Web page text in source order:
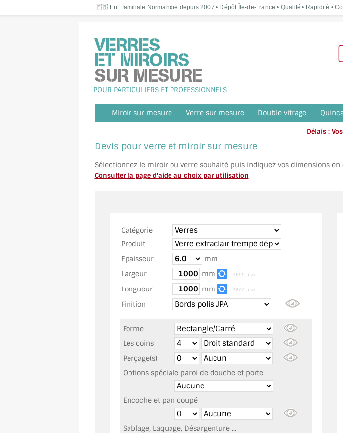
🇫🇷 Ent. familiale Normandie depuis 2007 • Dépôt Île-de-France • Qualité • Rapidité •
POUR PARTICULIERS ET PROFESSIONNELS
Miroir sur mesure Verre sur mesure Double vitrage
Délais :
Devis pour verre et miroir sur mesure
Sélectionnez le miroir ou verre souhaité puis indiquez vos dimensions
Consulter la page d'aide au choix par utilisation
Catégorie
Produit
Epaisseur
mm
Largeur
mm 1500 max
Longueur mm 2500 max
Finition
Forme
Les coins
Perçage(s)
Options spéciale paroi de douche et porte
Encoche et pan coupé
Sablage, Laquage, Désargenture ...